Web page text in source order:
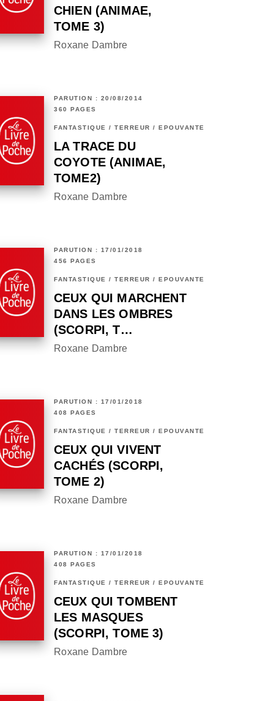
CHIEN (ANIMAE,
TOME 3)
Roxane Dambre
PARUTION : 20/08/2014
360 PAGES
FANTASTIQUE / TERREUR / EPOUVANTE
LA TRACE DU
COYOTE (ANIMAE,
TOME2)
Roxane Dambre
PARUTION : 17/01/2018
456 PAGES
FANTASTIQUE / TERREUR / EPOUVANTE
CEUX QUI MARCHENT
DANS LES OMBRES
(SCORPI, T…
Roxane Dambre
PARUTION : 17/01/2018
408 PAGES
FANTASTIQUE / TERREUR / EPOUVANTE
CEUX QUI VIVENT
CACHÉS (SCORPI,
TOME 2)
Roxane Dambre
PARUTION : 17/01/2018
408 PAGES
FANTASTIQUE / TERREUR / EPOUVANTE
CEUX QUI TOMBENT
LES MASQUES
(SCORPI, TOME 3)
Roxane Dambre